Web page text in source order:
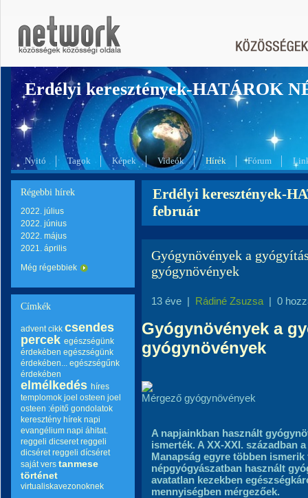
Erdélyi keresztények-HATÁROK
Nyitó Tagok Képek Videók Hírek Fórum
Régebbi hírek
2022. július
2022. június
2022. május
2021. április
Még régebbiek
Címkék
advent cikk csendes
percek egészségünk
érdekében egészségünk
érdekében... egészségűnk
érdekében
elmélkedés híres
templomok joel osteen joel
osteen :épitő gondolatok
keresztény hírek napi
evangélium napi áhitat.
reggeli dicseret reggeli
dicséret reggeli dícséret
saját vers tanmese
történet
virtualiskavezonoknek
Erdélyi keresztények-
február
Gyógynövények a
gyógynövények
13 éve | Rádiné Zsuzsa | 0
Gyógynövények a
gyógynövények
Mérgező gyógynövények
A napjainkban használt
ismerték. A XX-XXI. században
Manapság egyre többen
népgyógyászatban használt
avatatlan kezekben
mennyiségben mérgezőek.